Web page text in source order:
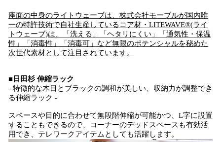
座面の中身のライトウェーブは、株式会社モーブルが国内唯
一の特許技術で自社生産しているコア材・LITEWAVE®(ライ
トウェーブ)は、「洗える」「ヘタリにくい」「通気性・保温
性」「消毒性」「消毒可」など無限のポテンシャルを秘めた
次世代素材として注目されています。
■日田杉 伸縮ラック
- 特徴的な木目とブラックの調和が美しい、収納力が調整でき
る伸縮ラック -
スペースや目的に合わせて無段階伸縮が可能かつ、L字に設置
することもできるので、コーナーのデッドスペースも有効活
用でき、テレワークアイテムとしても活躍します。